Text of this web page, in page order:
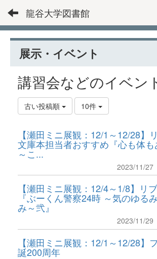
龍谷大学図書館
展示・イベント
講習会などのイベン
古い投稿順 10件
【瀬田ミニ展観：12/1～12/28】
文庫本担当者おすすめ『心も体も
～こ...
2023/11/27
【瀬田ミニ展観：12/4～1/8】リ
『ぶーくん警察24時 ～気のゆる
み～弐』
2023/11/29
【瀬田ミニ展観：12/1～12/28】
誕200周年